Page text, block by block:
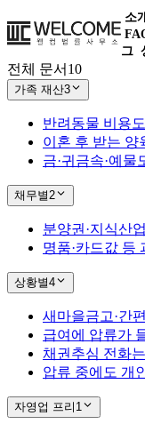
소
그
전체 문서 10
가족 재산3
반려동물 비용
이혼 후 받는 양
금·귀금속·예
채무별2
분양권·지식산
명품·카드값 등
상황별4
새마을금고·간
급여에 압류가
채권추심 전화
압류 중에도 개
자영업 프리 1